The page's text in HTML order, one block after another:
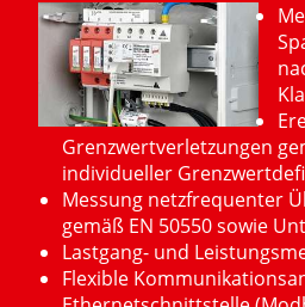
Grenzwertverletzungen
individueller
Messung netzfrequenter
gemäß EN 50550 sowie
Lastgang- und
Flexible